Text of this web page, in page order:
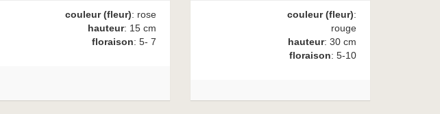
couleur (fleur): rose
hauteur: 15 cm
floraison: 5- 7
couleur (fleur):
rouge
hauteur: 30 cm
floraison: 5-10